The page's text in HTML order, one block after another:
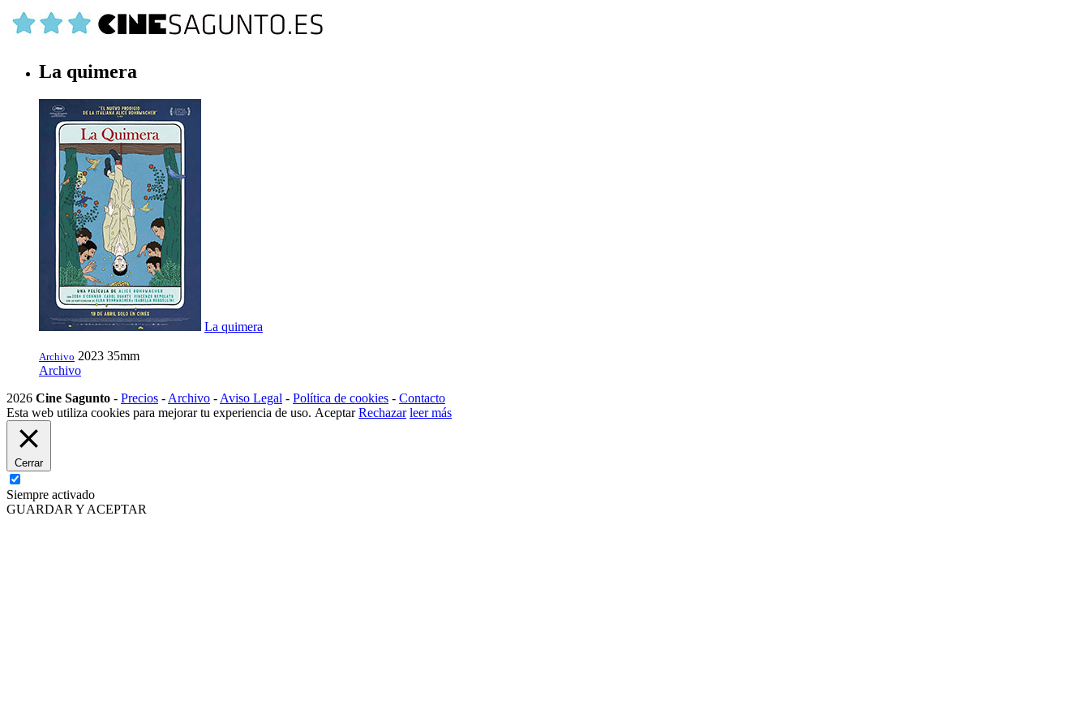
La quimera
La quimera
Archivo 2023 35mm
Archivo
2026 Cine Sagunto - Precios - Archivo - Aviso Legal - Política de cookies - Contacto
Esta web utiliza cookies para mejorar tu experiencia de uso. Aceptar Rechazar leer más
Cerrar
Siempre activado
GUARDAR Y ACEPTAR